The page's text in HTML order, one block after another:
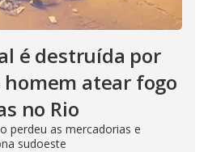
é destruída por
atear fogo
no Rio
perdeu as mercadorias e
sudoeste